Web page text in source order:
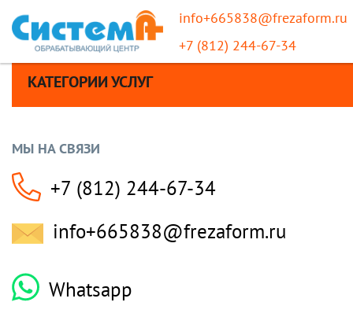
info+665838@frezaform.ru
+7 (812) 244-67-34
КАТЕГОРИИ УСЛУГ
МЫ НА СВЯЗИ
+7 (812) 244-67-34
info+665838@frezaform.ru
Whatsapp